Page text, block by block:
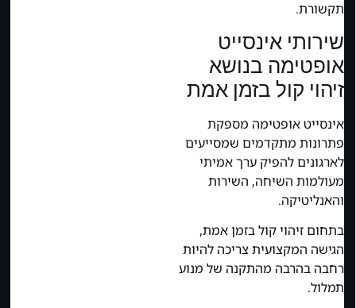
תקשורת.
שירותי אינסייט
אופטימה בנושא
זיהוי קול בזמן אמת
אינסייט אופטימה מספקת
פתרונות מתקדמים שמסייעים
לארגונים להפיק ערך אמיתי
מעולמות השיחה, השירות
והאנליטיקה.
בתחום זיהוי קול בזמן אמת,
הגישה המקצועית צריכה להיות
רחבה בהרבה מהתקנה של מנוע
תמלול.